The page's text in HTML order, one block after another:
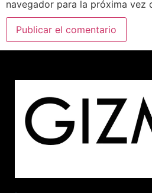
navegador para la próxima vez